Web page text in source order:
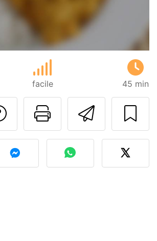
facile 45 min
Imprimer
Poser une
votre photo de